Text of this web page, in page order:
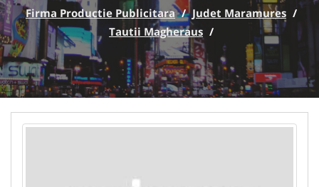
Firma Productie Publicitara / Judet Maramures /
Tautii Magheraus /